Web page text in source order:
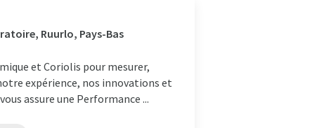
Ruurlo, Pays-Bas
et Coriolis pour mesurer,
expérience, nos innovations et
assure une Performance ...